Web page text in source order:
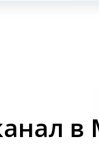
в